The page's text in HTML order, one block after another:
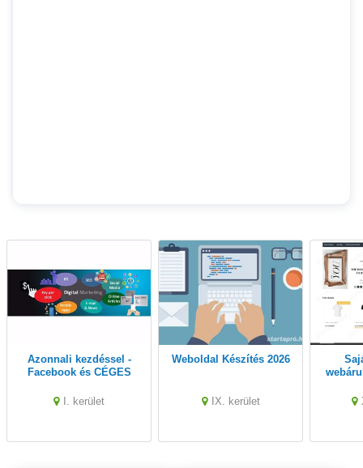
Azonnali kezdéssel -
Facebook és CÉGES
RENDSZERES kezelését
I. kerület
Weboldal Készítés 2026
IX. kerület
Saját tulajdonú